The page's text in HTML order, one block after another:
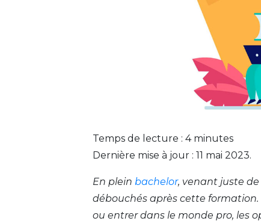
Temps de lecture :4 minutes
Dernière mise à jour : 11 mai 2023.
En pleinbachelor, venant juste
débouchés après cette
ou entrer dans le monde pro, les